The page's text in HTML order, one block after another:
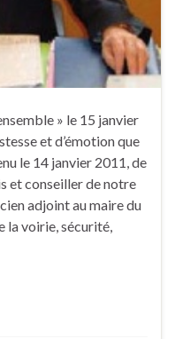
» le 15 janvier
et d’émotion que
le 14 janvier 2011, de
et conseiller de notre
adjoint au maire du
la voirie, sécurité,